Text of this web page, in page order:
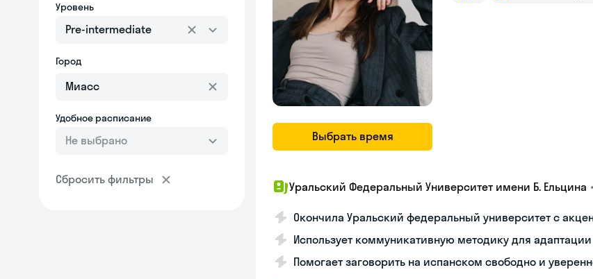
Уровень
Pre-intermediate
Город
Удобное расписание
Не выбрано
Сбросить фильтры
Выбрать время
Уральский Федеральный Университет имени Б. Ельцина •
Окончила Уральский федеральный университет с
Использует коммуникативную методику для
Помогает заговорить на испанском свободно и